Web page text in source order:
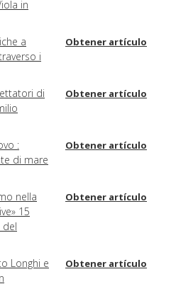
in
a
i
Obtener artículo
di
Obtener artículo
:
di mare
Obtener artículo
nella
15
del
Obtener artículo
Longhi e
Obtener artículo